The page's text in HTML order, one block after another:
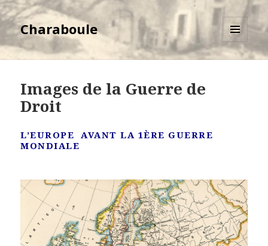
Charaboule
MENU
ET
Images de la Guerre de
Droit
L’EUROPE AVANT LA 1ÈRE GUERRE
MONDIALE